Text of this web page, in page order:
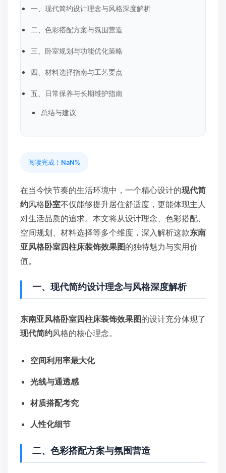
一、现代简约设计理念与风格深度解析
二、色彩搭配方案与氛围营造
三、卧室规划与功能优化策略
四、材料选择指南与工艺要点
五、日常保养与长期维护指南
总结与建议
阅读完成！ NaN%
在当今快节奏的生活环境中，一个精心设计的现代简
约风格 卧室不仅能够提升居住舒适度，更能体现主人
对生活品质的追求。本文将从设计理念、色彩搭配、
空间规划、材料选择等多个维度，深入解析这款东南
亚风格卧室四柱床装饰效果图的独特魅力与实用价
值。
一、现代简约设计理念与风格深度解析
东南亚风格卧室四柱床装饰效果图的设计充分体现了
现代简约风格的核心理念。
空间利用率最大化
光线与通透感
材质搭配考究
人性化细节
二、色彩搭配方案与氛围营造